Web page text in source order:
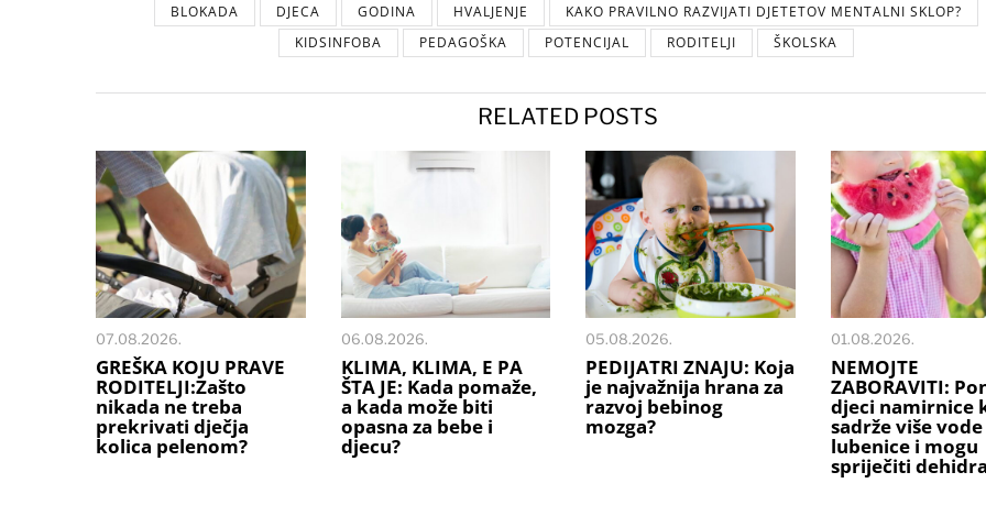
BLOKADA DJECA GODINA HVALJENJE
KAKO PRAVILNO RAZVIJATI DJETETOV MENTALNI SKLOP?
KIDSINFOBA
PEDAGOŠKA POTENCIJAL RODITELJI ŠKOLSKA
RELATED POSTS
07.08.2026.
GREŠKA KOJU PRAVE
RODITELJI:Zašto
nikada ne treba
prekrivati dječja
kolica pelenom?
06.08.2026.
KLIMA, KLIMA, E PA
ŠTA JE: Kada pomaže,
a kada može biti
opasna za bebe i
djecu?
05.08.2026.
PEDIJATRI ZNAJU: Koja
je najvažnija hrana za
razvoj bebinog
mozga?
01.08.2026.
NEMOJTE
ZABORAVITI:
djeci namirnice
sadrže više
lubenice i mogu
spriječiti